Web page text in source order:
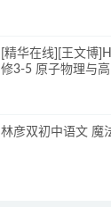
[精华在线][王文博
修3-5 原子物理与
林彦双初中语文 魔